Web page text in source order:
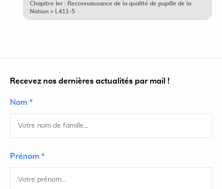
Chapitre Ier : Reconnaissance de la qualité de pupille de la
Nation > L411-5
Recevez nos dernières actualités par mail !
Nom *
Prénom *